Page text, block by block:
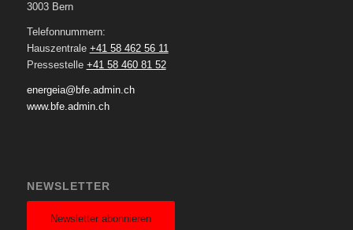
3003 Bern
Telefonnummern:
Hauszentrale +41 58 462 56 11
Pressestelle +41 58 460 81 52
energeia@bfe.admin.ch
www.bfe.admin.ch
NEWSLETTER
Newsletter abonnieren